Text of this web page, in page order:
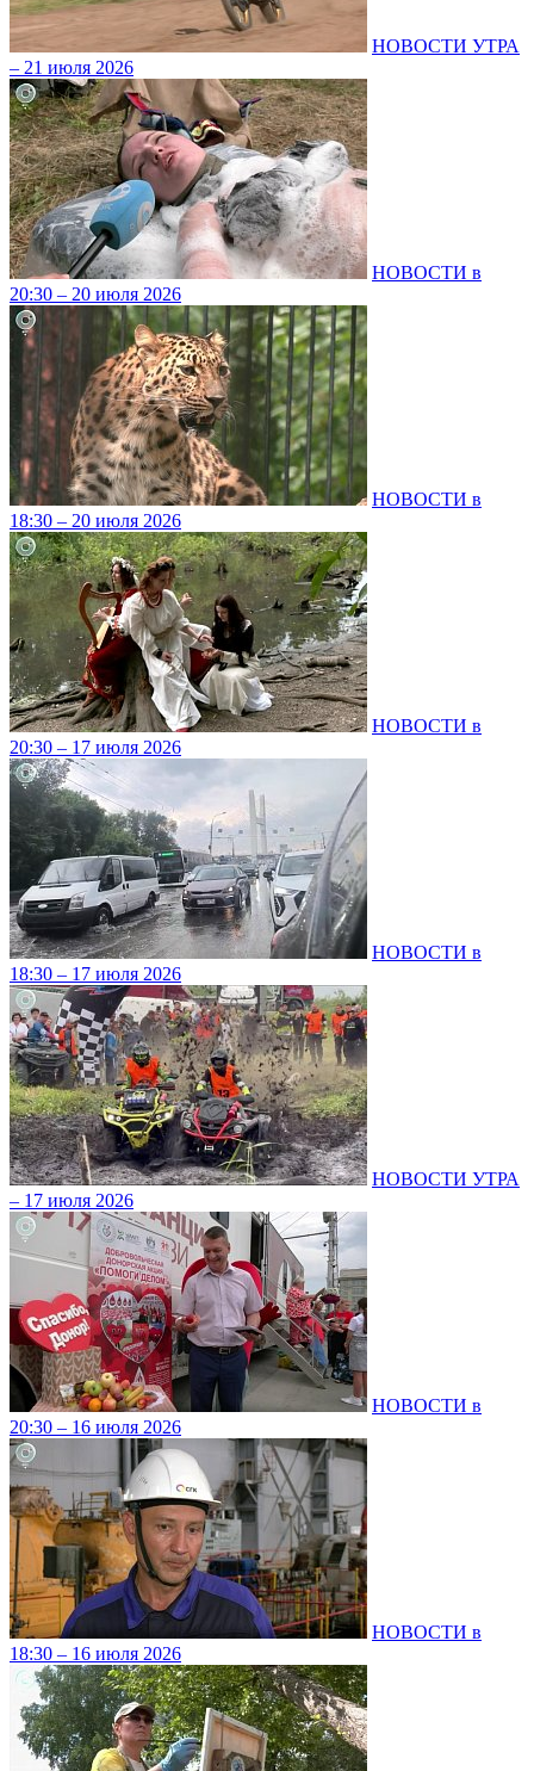
НОВОСТИ УТРА
– 21 июля 2026
НОВОСТИ в
20:30 – 20 июля 2026
НОВОСТИ в
18:30 – 20 июля 2026
НОВОСТИ в
20:30 – 17 июля 2026
НОВОСТИ в
18:30 – 17 июля 2026
НОВОСТИ УТРА
– 17 июля 2026
НОВОСТИ в
20:30 – 16 июля 2026
НОВОСТИ в
18:30 – 16 июля 2026